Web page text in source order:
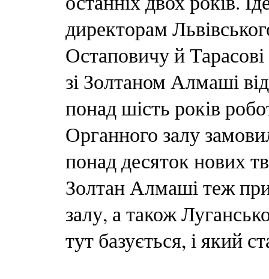
директорам
Остаповичу й
зі Золтаном Алмаші
понад шість років
Органного залу
понад десяток нових
Золтан Алмаші теж
залу, а також
тут базується, і який